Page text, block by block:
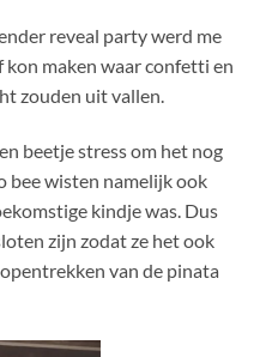
reveal party werd me
kon maken waar confetti en
zouden uit vallen.
beetje stress om het nog
bee wisten namelijk ook
kindje was. Dus
zijn zodat ze het ook
van de pinata